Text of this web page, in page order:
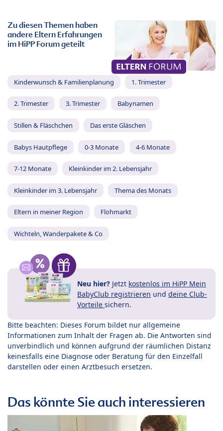
Zu diesen Themen haben
andere Eltern Erfahrungen
im HiPP Forum geteilt
Kinderwunsch & Familienplanung 1. Trimester
2. Trimester 3. Trimester Babynamen
Stillen & Fläschchen Das erste Gläschen
Babys Hautpflege 0-3 Monate 4-6 Monate
7-12 Monate Kleinkinder im 2. Lebensjahr
Kleinkinder im 3. Lebensjahr Thema des Monats
Eltern in meiner Region Flohmarkt
Wichteln, Wanderpakete & Co
Neu hier? Jetzt kostenlos im HiPP Mein
BabyClub registrieren und deine Club-
Vorteile sichern.
Bitte beachten: Dieses Forum bildet nur allgemeine
Informationen zum Inhalt der Fragen ab. Die Antworten sind
unverbindlich und können aufgrund der räumlichen Distanz
keinesfalls eine Diagnose oder Beratung für den Einzelfall
darstellen oder einen Arztbesuch ersetzen.
Das könnte Sie auch interessieren